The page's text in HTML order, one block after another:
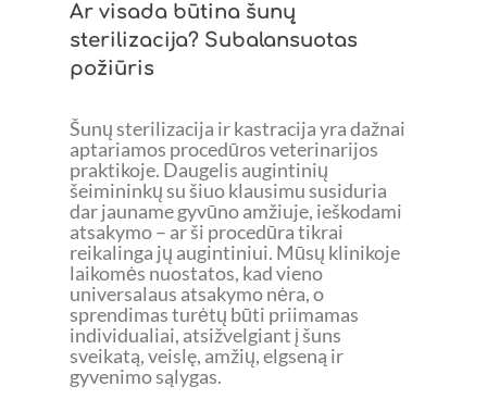
Ar visada būtina šunų
sterilizacija? Subalansuotas
požiūris
Šunų sterilizacija ir kastracija yra dažnai
aptariamos procedūros veterinarijos
praktikoje. Daugelis augintinių
šeimininkų su šiuo klausimu susiduria
dar jauname gyvūno amžiuje, ieškodami
atsakymo – ar ši procedūra tikrai
reikalinga jų augintiniui. Mūsų klinikoje
laikomės nuostatos, kad vieno
universalaus atsakymo nėra, o
sprendimas turėtų būti priimamas
individualiai, atsižvelgiant į šuns
sveikatą, veislę, amžių, elgseną ir
gyvenimo sąlygas.